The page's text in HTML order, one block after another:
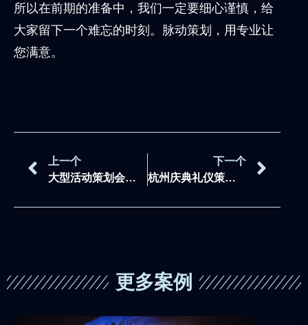
所以在前期的准备中，我们一定要细心谨慎，给
大家留下一个难忘的时刻。脉动策划，用专业让
您满意。
上一个
大型活动策划会存在哪些问题
下一个
杭州庆典礼仪策划公司针对开工开业典礼活动流程有哪些?
更多案例